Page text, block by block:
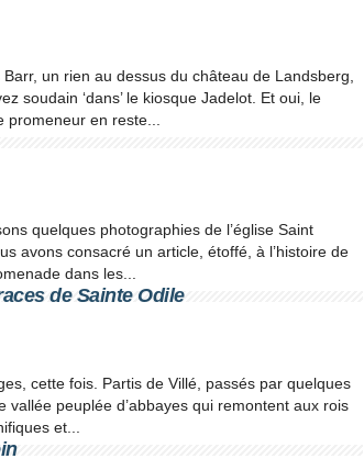
un rien au dessus du château de Landsberg,
soudain ‘dans’ le kiosque Jadelot. Et oui, le
en reste...
quelques photographies de l’église Saint
avons consacré un article, étoffé, à l’histoire de
dans les...
de Sainte Odile
cette fois. Partis de Villé, passés par quelques
peuplée d’abbayes qui remontent aux rois
et...